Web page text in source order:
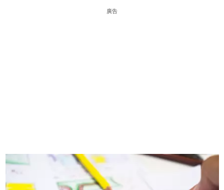
廣告